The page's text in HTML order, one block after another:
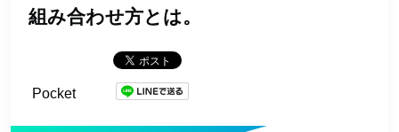
組み合わせ方とは。
Pocket